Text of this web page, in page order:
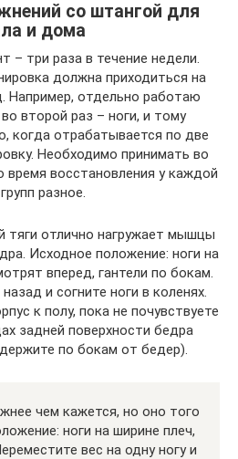
со штангой для
и дома
– три раза в течение недели.
должна приходиться на
Например, отдельно работаю
во второй раз – ноги, и тому
когда отрабатывается по две
Необходимо принимать во
время восстановления у каждой
разное.
тяги отлично нагружает мышцы
Исходное положение: ноги на
вперед, гантели по бокам.
и согните ноги в коленях.
к полу, пока не почувствуете
задней поверхности бедра
по бокам от бедер).
чем кажется, но оно того
ноги на ширине плеч,
вес на одну ногу и